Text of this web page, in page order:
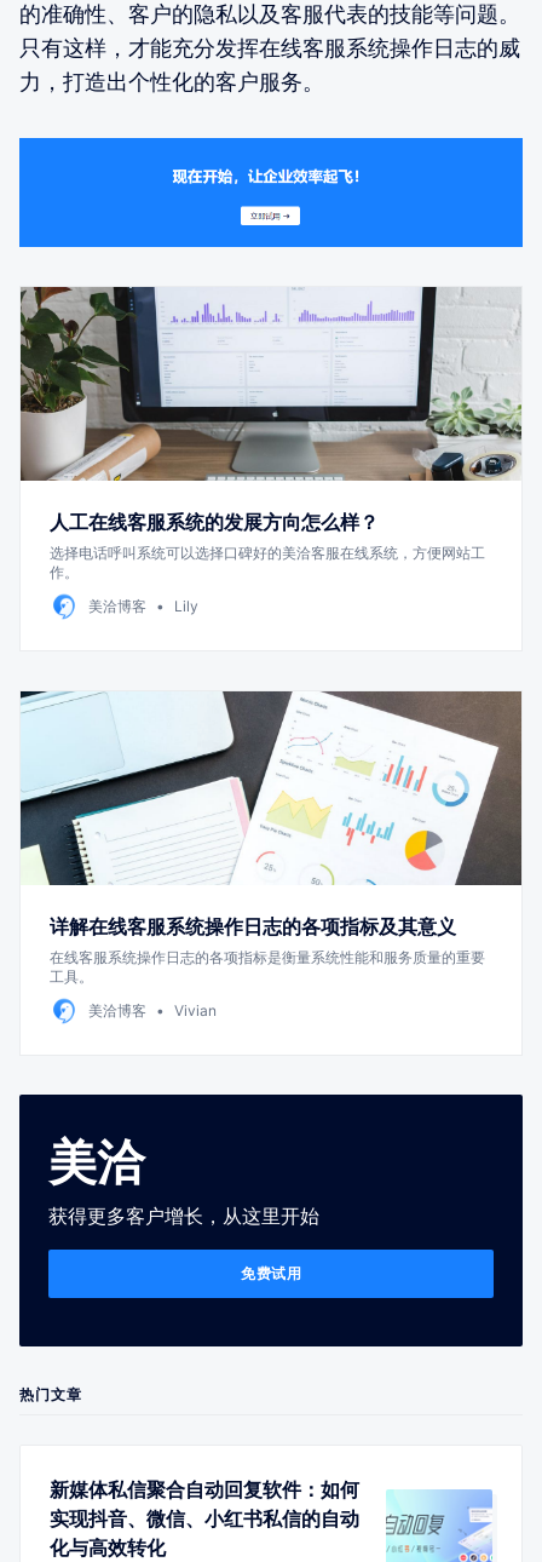
的准确性、客户的隐私以及客服代表的技能等问题。
只有这样，才能充分发挥在线客服系统操作日志的威
力，打造出个性化的客户服务。
人工在线客服系统的发展方向怎么样？
选择电话呼叫系统可以选择口碑好的美洽客服在线系统，方便网站工
作。
美洽博客
Lily
详解在线客服系统操作日志的各项指标及其意义
在线客服系统操作日志的各项指标是衡量系统性能和服务质量的重要
工具。
美洽博客
Vivian
美洽
获得更多客户增长，从这里开始
免费试用
热门文章
新媒体私信聚合自动回复软件：如何
实现抖音、微信、小红书私信的自动
化与高效转化